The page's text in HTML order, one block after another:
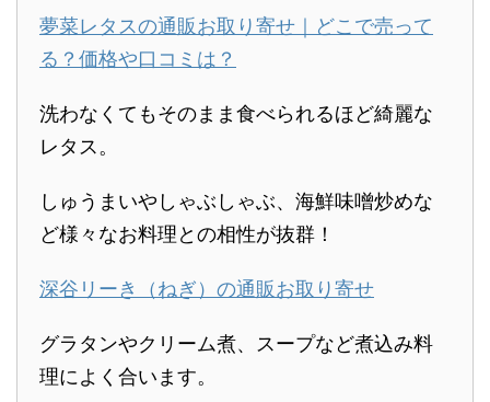
夢菜レタスの通販お取り寄せ｜どこで売って
る？価格や口コミは？
洗わなくてもそのまま食べられるほど綺麗な
レタス。
しゅうまいやしゃぶしゃぶ、海鮮味噌炒めな
ど様々なお料理との相性が抜群！
深谷リーき（ねぎ）の通販お取り寄せ
グラタンやクリーム煮、スープなど煮込み料
理によく合います。